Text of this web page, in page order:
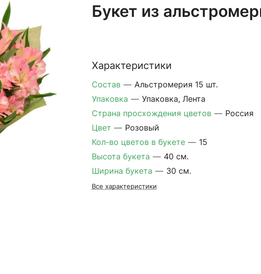
Букет из
Характеристики
Состав — Альстромерия 15 шт.
Упаковка — Упаковка, Лента
Страна просхождения цветов — Россия
Цвет — Розовый
Кол-во цветов в букете — 15
Высота букета — 40 см.
Ширина букета — 30 см.
Все характеристики